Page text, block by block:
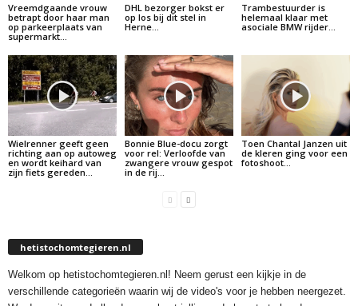
Vreemdgaande vrouw
betrapt door haar man
op parkeerplaats van
supermarkt…
DHL bezorger bokst er
op los bij dit stel in
Herne…
Trambestuurder is
helemaal klaar met
asociale BMW rijder…
Wielrenner geeft geen
richting aan op autoweg
en wordt keihard van
zijn fiets gereden…
Bonnie Blue-docu zorgt
voor rel: Verloofde van
zwangere vrouw gespot
in de rij…
Toen Chantal Janzen uit
de kleren ging voor een
fotoshoot…
hetistochomtegieren.nl
Welkom op hetistochomtegieren.nl! Neem gerust een kijkje in de
verschillende categorieën waarin wij de video's voor je hebben neergezet.